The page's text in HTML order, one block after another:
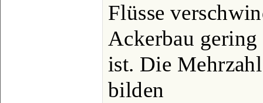
Flüsse
Ackerbau gering
ist. Die
bilden